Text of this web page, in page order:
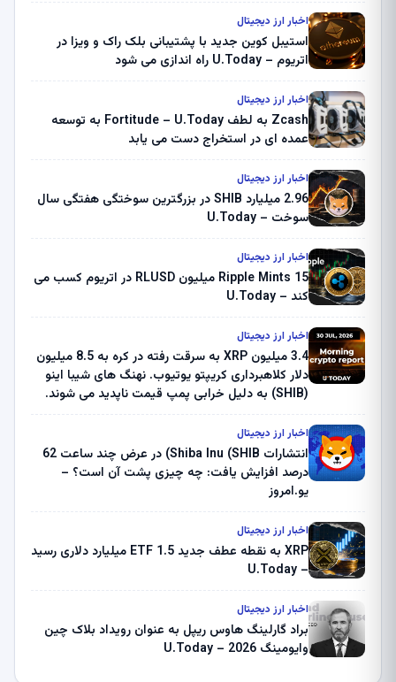
اخبار ارز دیجیتال
استیبل کوین جدید با پشتیبانی بلک راک و ویزا در
اتریوم – U.Today راه اندازی می شود
اخبار ارز دیجیتال
Zcash به لطف Fortitude – U.Today به توسعه
عمده ای در استخراج دست می یابد
اخبار ارز دیجیتال
2.96 میلیارد SHIB در بزرگترین سوختگی هفتگی سال
سوخت – U.Today
اخبار ارز دیجیتال
Ripple Mints 15 میلیون RLUSD در اتریوم کسب می
کند – U.Today
اخبار ارز دیجیتال
3.4 میلیون XRP به سرقت رفته در کره به 8.5 میلیون
دلار کلاهبرداری کریپتو یوتیوب. نهنگ های شیبا اینو
(SHIB) به دلیل خرابی پمپ قیمت ناپدید می شوند.
ثبت کرد – گزارش کریپتو صبح – U.Today
اخبار ارز دیجیتال
انتشارات Shiba Inu (SHIB) در عرض چند ساعت 62
درصد افزایش یافت: چه چیزی پشت آن است؟ –
یو.امروز
اخبار ارز دیجیتال
XRP به نقطه عطف جدید ETF 1.5 میلیارد دلاری رسید
– U.Today
اخبار ارز دیجیتال
براد گارلینگ هاوس ریپل به عنوان رویداد بلاک چین
وایومینگ 2026 – U.Today